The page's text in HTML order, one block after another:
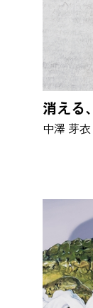
消える
中澤 芽衣